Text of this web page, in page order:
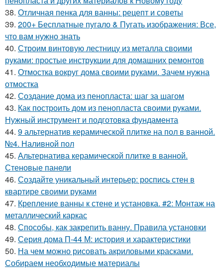
38. Отличная пенка для ванны: рецепт и советы
39. 200+ Бесплатные пугало & Пугать изображения: Все,
что вам нужно знать
40. Строим винтовую лестницу из металла своими
руками: простые инструкции для домашних ремонтов
41. Отмостка вокруг дома своими руками. Зачем нужна
отмостка
42. Создание дома из пенопласта: шаг за шагом
43. Как построить дом из пенопласта своими руками.
Нужный инструмент и подготовка фундамента
44. 9 альтернатив керамической плитке на пол в ванной.
№4. Наливной пол
45. Альтернатива керамической плитке в ванной.
Стеновые панели
46. Создайте уникальный интерьер: роспись стен в
квартире своими руками
47. Крепление ванны к стене и установка. #2: Монтаж на
металлический каркас
48. Способы, как закрепить ванну. Правила установки
49. Серия дома П-44 М: история и характеристики
50. На чем можно рисовать акриловыми красками.
Собираем необходимые материалы